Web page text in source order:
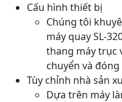
Cấu hình thiết bị
Chúng tôi
máy quay SL-
thang máy trục
chuyển và
Tùy chỉnh nhà sản
Dựa trên máy